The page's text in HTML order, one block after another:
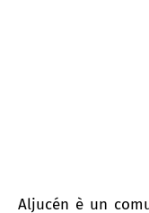
Aljucén è un